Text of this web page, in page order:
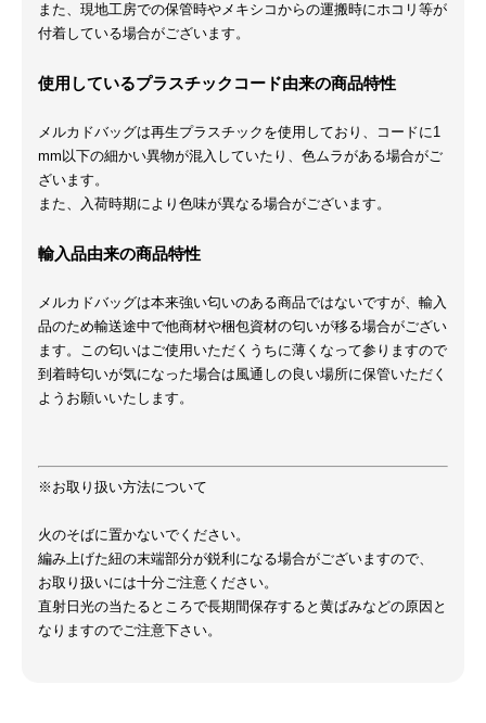
また、現地工房での保管時やメキシコからの運搬時にホコリ等が
付着している場合がございます。
使用しているプラスチックコード由来の商品特性
メルカドバッグは再生プラスチックを使用しており、コードに1
mm以下の細かい異物が混入していたり、色ムラがある場合がご
ざいます。
また、入荷時期により色味が異なる場合がございます。
輸入品由来の商品特性
メルカドバッグは本来強い匂いのある商品ではないですが、輸入
品のため輸送途中で他商材や梱包資材の匂いが移る場合がござい
ます。この匂いはご使用いただくうちに薄くなって参りますので
到着時匂いが気になった場合は風通しの良い場所に保管いただく
ようお願いいたします。
※お取り扱い方法について
火のそばに置かないでください。
編み上げた紐の末端部分が鋭利になる場合がございますので、
お取り扱いには十分ご注意ください。
直射日光の当たるところで長期間保存すると黄ばみなどの原因と
なりますのでご注意下さい。